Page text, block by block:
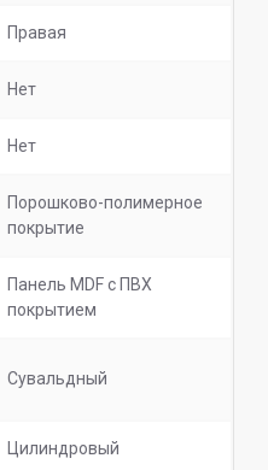
Правая
Нет
Нет
Порошково-полимерное
покрытие
Панель MDF с ПВХ
покрытием
Сувальдный
Цилиндровый